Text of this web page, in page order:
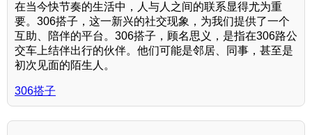
在当今快节奏的生活中，人与人之间的联系显得尤为重
要。306搭子，这一新兴的社交现象，为我们提供了一个
互助、陪伴的平台。306搭子，顾名思义，是指在306路公
交车上结伴出行的伙伴。他们可能是邻居、同事，甚至是
初次见面的陌生人。
306搭子